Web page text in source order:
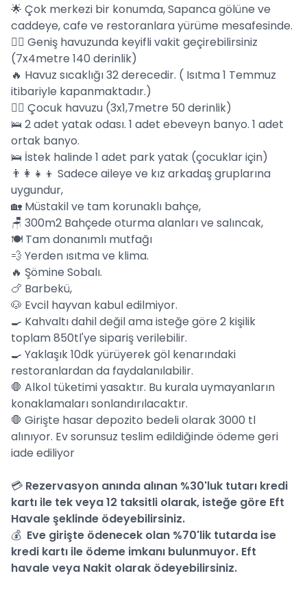
🌟 Çok merkezi bir konumda, Sapanca gölüne ve
caddeye, cafe ve restoranlara yürüme mesafesinde.
🏊‍♂️ Geniş havuzunda keyifli vakit geçirebilirsiniz
(7x4metre 140 derinlik)
🔥 Havuz sıcaklığı 32 derecedir. ( Isıtma 1 Temmuz
itibariyle kapanmaktadır.)
🏊‍♂️ Çocuk havuzu (3x1,7metre 50 derinlik)
🛌 2 adet yatak odası. 1 adet ebeveyn banyo. 1 adet
ortak banyo.
🛌 İstek halinde 1 adet park yatak (çocuklar için)
👨‍👩‍👧‍👦 Sadece aileye ve kız arkadaş gruplarına
uygundur,
🏡 Müstakil ve tam korunaklı bahçe,
🪑 300m2 Bahçede oturma alanları ve salıncak,
🍽️ Tam donanımlı mutfağı
💨 Yerden ısıtma ve klima.
🔥 Şömine Sobalı.
🍗 Barbekü,
🐶 Evcil hayvan kabul edilmiyor.
🍳 Kahvaltı dahil değil ama isteğe göre 2 kişilik
toplam 850tl'ye sipariş verilebilir.
🍳 Yaklaşık 10dk yürüyerek göl kenarındaki
restoranlardan da faydalanılabilir.
🛑 Alkol tüketimi yasaktır. Bu kurala uymayanların
konaklamaları sonlandırılacaktır.
🛑 Girişte hasar depozito bedeli olarak 3000 tl
alınıyor. Ev sorunsuz teslim edildiğinde ödeme geri
iade ediliyor
💳 Rezervasyon anında alınan %30'luk tutarı kredi
kartı ile tek veya 12 taksitli olarak, isteğe göre Eft
Havale şeklinde ödeyebilirsiniz.
💰 Eve girişte ödenecek olan %70'lik tutarda ise
kredi kartı ile ödeme imkanı bulunmuyor. Eft
havale veya Nakit olarak ödeyebilirsiniz.